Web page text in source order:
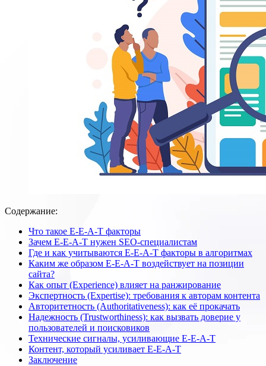
Содержание:
Что такое E-E-A-T факторы
Зачем E-E-A-T нужен SEO-специалистам
Где и как учитываются E-E-A-T факторы в алгоритмах
Каким же образом E-E-A-T воздействует на позиции
сайта?
Как опыт (Experience) влияет на ранжирование
Экспертность (Expertise): требования к авторам контента
Авторитетность (Authoritativeness): как её прокачать
Надежность (Trustworthiness): как вызвать доверие у
пользователей и поисковиков
Технические сигналы, усиливающие E-E-A-T
Контент, который усиливает E-E-A-T
Заключение